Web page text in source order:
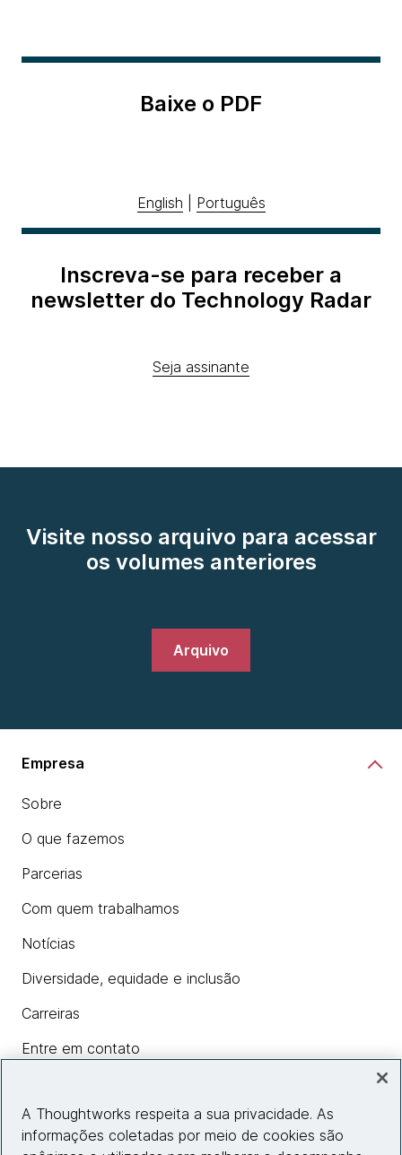
Baixe o PDF
English Português
Inscreva-se para receber a
newsletter do Technology Radar
Seja assinante
Visite nosso arquivo para acessar
os volumes anteriores
Arquivo
Empresa
Sobre
O que fazemos
Parcerias
Com quem trabalhamos
Notícias
Diversidade, equidade e inclusão
Carreiras
Entre em contato
Insights
A Thoughtworks respeita a sua privacidade. As
informações coletadas por meio de cookies são